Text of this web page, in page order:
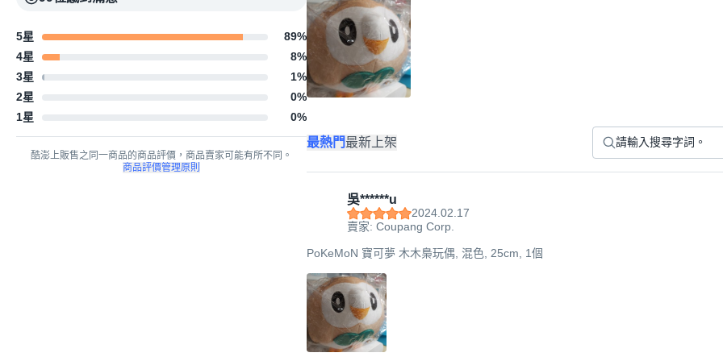
5星 89%
4星
8%
3星
1%
2星
0%
1星
0%
酷澎上販售之同一商品的商品評價，商品賣家可能有所不同。
商品評價管理原則
最熱門最新上架
吳******u
2024.02.17
賣家: Coupang Corp.
PoKeMoN 寶可夢 木木梟玩偶, 混色, 25cm, 1個